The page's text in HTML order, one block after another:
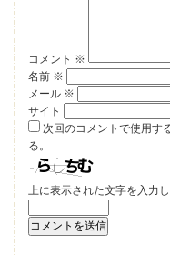
コメント ※
名前 ※
メール ※
サイト
次回のコメントで使用す
る。
上に表示された文字を入力し